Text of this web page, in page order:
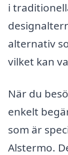
i
alternativ
vilket kan
När du
enkelt
som är
Alstermo.